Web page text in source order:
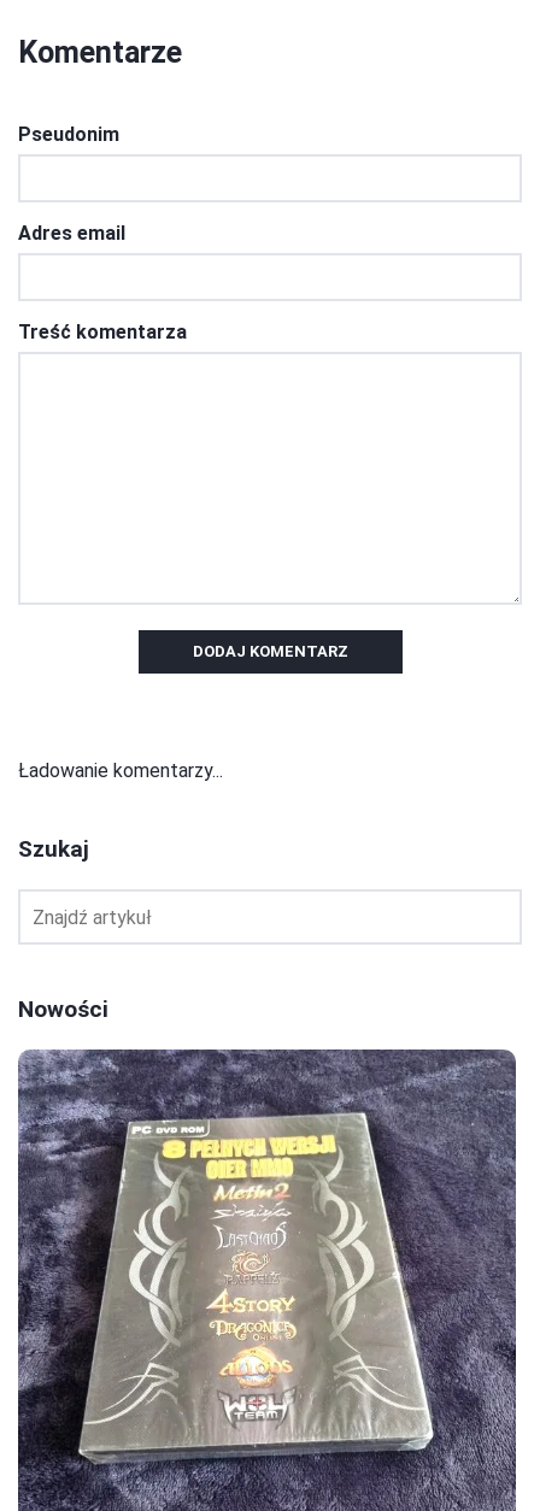
Komentarze
Pseudonim
Adres email
Treść komentarza
DODAJ KOMENTARZ
Ładowanie komentarzy...
Szukaj
Nowości